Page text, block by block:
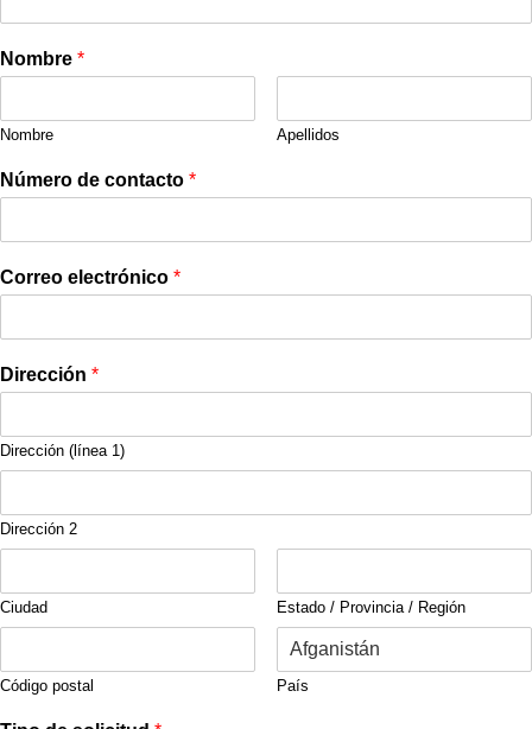
Nombre *
Nombre Apellidos
Número de contacto *
Correo electrónico *
Dirección *
Dirección (línea 1)
Dirección 2
Ciudad Estado / Provincia / Región
Código postal País